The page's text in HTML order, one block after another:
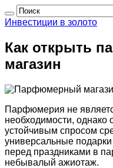
Инвестиции в золото
Как открыть
магазин
Парфюмерия не
необходимости, однако
устойчивым спросом
универсальные
перед праздниками в
небывалый ажиотаж.